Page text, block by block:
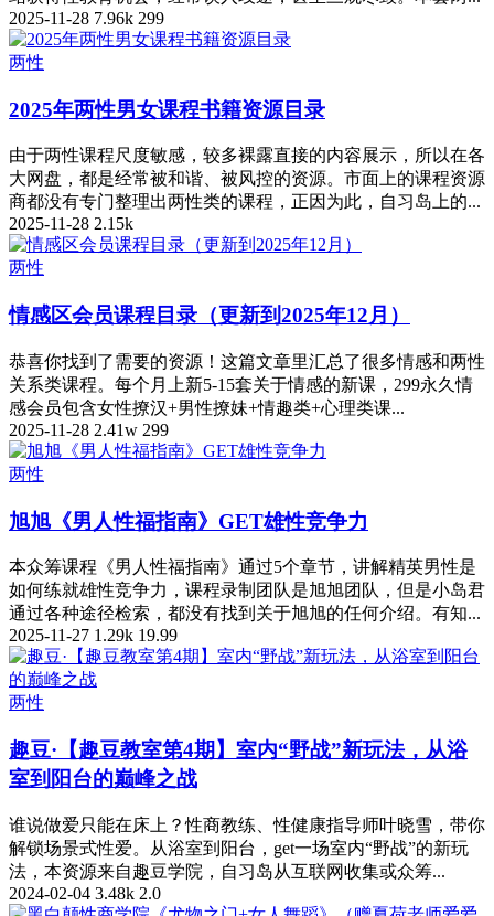
2025-11-28 7.96k 299
两性
2025年两性男女课程书籍资源目录
由于两性课程尺度敏感，较多裸露直接的内容展示，所以在各
大网盘，都是经常被和谐、被风控的资源。市面上的课程资源
商都没有专门整理出两性类的课程，正因为此，自习岛上的...
2025-11-28 2.15k
两性
情感区会员课程目录（更新到2025年12月）
恭喜你找到了需要的资源！这篇文章里汇总了很多情感和两性
关系类课程。每个月上新5-15套关于情感的新课，299永久情
感会员包含女性撩汉+男性撩妹+情趣类+心理类课...
2025-11-28 2.41w 299
两性
旭旭《男人性福指南》GET雄性竞争力
本众筹课程《男人性福指南》通过5个章节，讲解精英男性是
如何练就雄性竞争力，课程录制团队是旭旭团队，但是小岛君
通过各种途径检索，都没有找到关于旭旭的任何介绍。有知...
2025-11-27 1.29k 19.99
两性
趣豆·【趣豆教室第4期】室内“野战”新玩法，从浴
室到阳台的巅峰之战
谁说做爱只能在床上？性商教练、性健康指导师叶晓雪，带你
解锁场景式性爱。从浴室到阳台，get一场室内“野战”的新玩
法，本资源来自趣豆学院，自习岛从互联网收集或众筹...
2024-02-04 3.48k 2.0